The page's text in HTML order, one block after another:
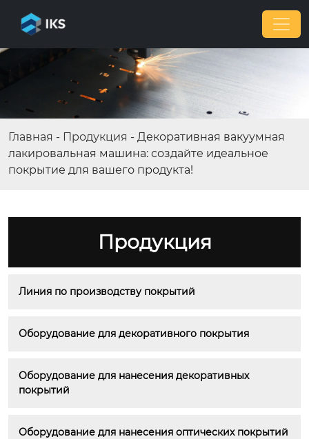
Главная - Продукция - Декоративная вакуумная
лакировальная машина: создайте идеальное
покрытие для вашего продукта!
Продукция
Линия по производству покрытий
Оборудование для декоративного покрытия
Оборудование для нанесения декоративных
покрытий
Оборудование для нанесения оптических покрытий